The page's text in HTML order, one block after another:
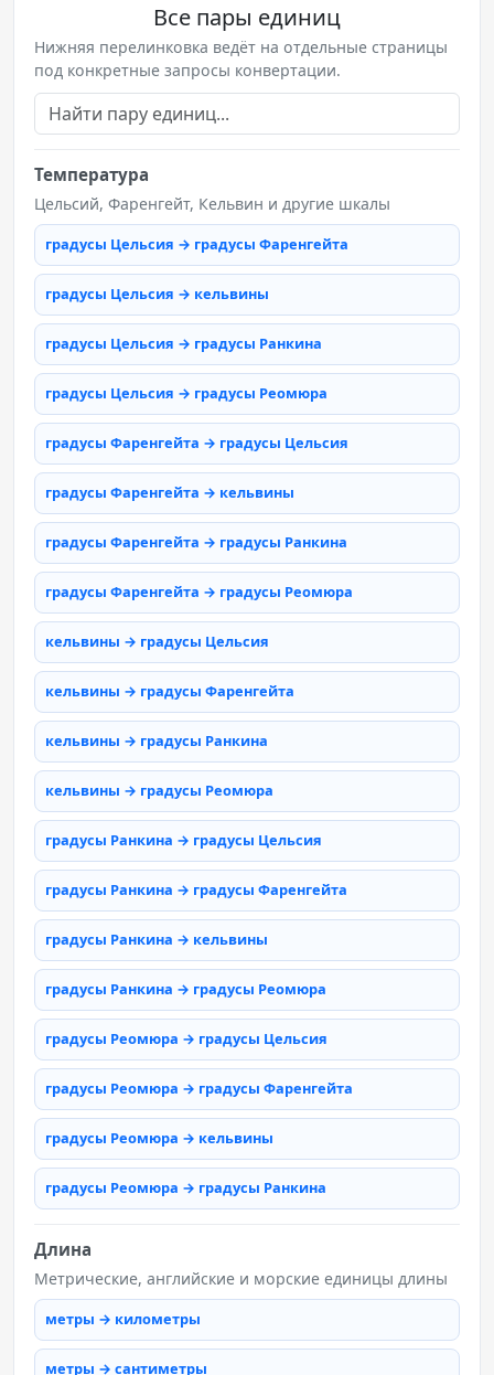
Все пары единиц
Нижняя перелинковка ведёт на отдельные страницы
под конкретные запросы конвертации.
Температура
Цельсий, Фаренгейт, Кельвин и другие шкалы
градусы Цельсия → градусы Фаренгейта
градусы Цельсия → кельвины
градусы Цельсия → градусы Ранкина
градусы Цельсия → градусы Реомюра
градусы Фаренгейта → градусы Цельсия
градусы Фаренгейта → кельвины
градусы Фаренгейта → градусы Ранкина
градусы Фаренгейта → градусы Реомюра
кельвины → градусы Цельсия
кельвины → градусы Фаренгейта
кельвины → градусы Ранкина
кельвины → градусы Реомюра
градусы Ранкина → градусы Цельсия
градусы Ранкина → градусы Фаренгейта
градусы Ранкина → кельвины
градусы Ранкина → градусы Реомюра
градусы Реомюра → градусы Цельсия
градусы Реомюра → градусы Фаренгейта
градусы Реомюра → кельвины
градусы Реомюра → градусы Ранкина
Длина
Метрические, английские и морские единицы длины
метры → километры
метры → сантиметры